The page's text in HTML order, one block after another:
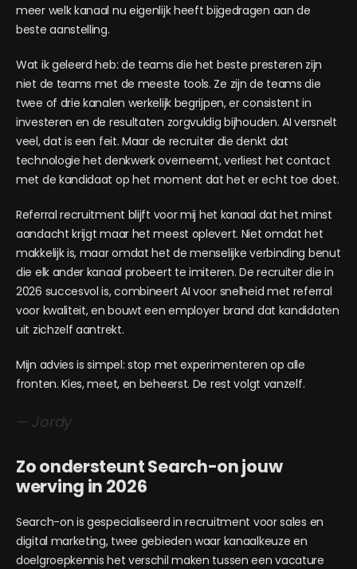
meer welk kanaal nu eigenlijk heeft bijgedragen aan de
beste aanstelling.
Wat ik geleerd heb: de teams die het beste presteren zijn
niet de teams met de meeste tools. Ze zijn de teams die
twee of drie kanalen werkelijk begrijpen, er consistent in
investeren en de resultaten zorgvuldig bijhouden. AI versnelt
veel, dat is een feit. Maar de recruiter die denkt dat
technologie het denkwerk overneemt, verliest het contact
met de kandidaat op het moment dat het er echt toe doet.
Referral recruitment blijft voor mij het kanaal dat het minst
aandacht krijgt maar het meest oplevert. Niet omdat het
makkelijk is, maar omdat het de menselijke verbinding benut
die elk ander kanaal probeert te imiteren. De recruiter die in
2026 succesvol is, combineert AI voor snelheid met referral
voor kwaliteit, en bouwt een employer brand dat kandidaten
uit zichzelf aantrekt.
Mijn advies is simpel: stop met experimenteren op alle
fronten. Kies, meet, en beheerst. De rest volgt vanzelf.
— Jordy
Zo ondersteunt Search-on jouw
werving in 2026
Search-on is gespecialiseerd in recruitment voor sales en
digital marketing, twee gebieden waar kanaalkeuze en
doelgroepkennis het verschil maken tussen een vacature